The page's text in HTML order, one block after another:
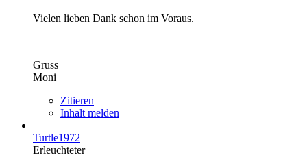
Vielen lieben Dank schon im Voraus.
Gruss
Moni
Zitieren
Inhalt melden
Turtle1972
Erleuchteter